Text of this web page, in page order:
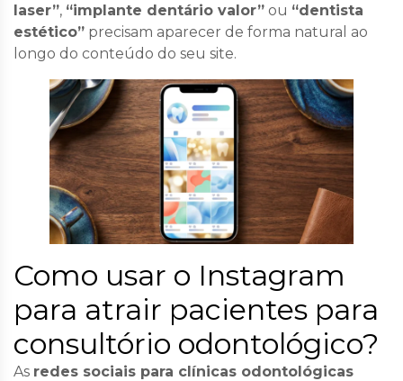
laser”, “implante dentário valor” ou “dentista
estético” precisam aparecer de forma natural ao
longo do conteúdo do seu site.
Como usar o Instagram
para atrair pacientes para
consultório odontológico?
As redes sociais para clínicas odontológicas